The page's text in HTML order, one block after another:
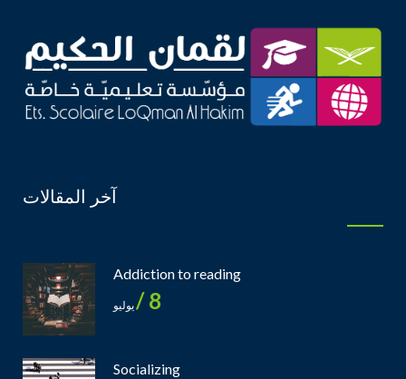
آخر المقالات
Addiction to reading
8 / يوليو
Socializing